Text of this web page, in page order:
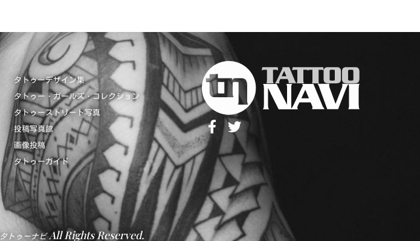
タトゥーデザイン集
タトゥー・ガールズ・コレクション
タトゥーストリート写真
投稿写真館
画像投稿
タトゥーガイド
タトゥーナビAll Rights Reserved.